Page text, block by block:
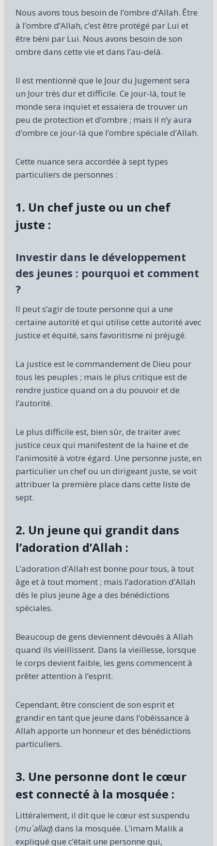
Nous avons tous besoin de l’ombre d’Allah. Être
à l’ombre d’Allah, c’est être protégé par Lui et
être béni par Lui. Nous avons besoin de son
ombre dans cette vie et dans l’au-delà.
Il est mentionné que le Jour du Jugement sera
un Jour très dur et difficile. Ce jour-là, tout le
monde sera inquiet et essaiera de trouver un
peu de protection et d’ombre ; mais il n’y aura
d’ombre ce jour-là que l’ombre spéciale d’Allah.
Cette nuance sera accordée à sept types
particuliers de personnes :
1. Un chef juste ou un chef
juste :
Investir dans le développement
des jeunes : pourquoi et comment
?
Il peut s’agir de toute personne qui a une
certaine autorité et qui utilise cette autorité avec
justice et équité, sans favoritisme ni préjugé.
La justice est le commandement de Dieu pour
tous les peuples ; mais le plus critique est de
rendre justice quand on a du pouvoir et de
l’autorité.
Le plus difficile est, bien sûr, de traiter avec
justice ceux qui manifestent de la haine et de
l’animosité à votre égard. Une personne juste, en
particulier un chef ou un dirigeant juste, se voit
attribuer la première place dans cette liste de
sept.
2. Un jeune qui grandit dans
l’adoration d’Allah :
L’adoration d’Allah est bonne pour tous, à tout
âge et à tout moment ; mais l’adoration d’Allah
dès le plus jeune âge a des bénédictions
spéciales.
Beaucoup de gens deviennent dévoués à Allah
quand ils vieillissent. Dans la vieillesse, lorsque
le corps devient faible, les gens commencent à
prêter attention à l’esprit.
Cependant, être conscient de son esprit et
grandir en tant que jeune dans l’obéissance à
Allah apporte un honneur et des bénédictions
particuliers.
3. Une personne dont le cœur
est connecté à la mosquée :
Littéralement, il dit que le cœur est suspendu
(mu`allaq) dans la mosquée. L’imam Malik a
expliqué que c’était une personne qui,